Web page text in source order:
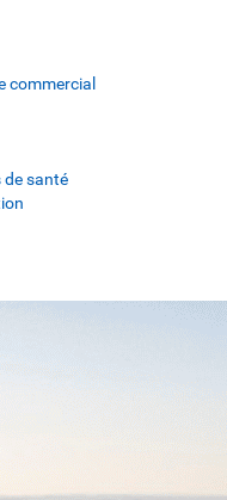
commercial
de santé